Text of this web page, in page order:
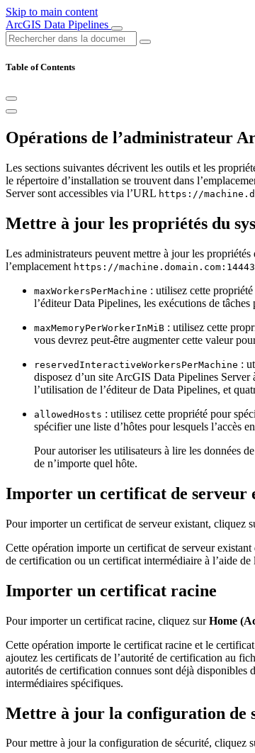
Skip to main content
ArcGIS Data Pipelines
Table of Contents
Opérations de l’administrateur
Les sections suivantes décrivent les outils et les
le répertoire d’installation se trouvent dans
Server sont accessibles via l’URL https://
Mettre à jour les propriétés du
Les administrateurs peuvent mettre à jour les
l’emplacement https://
maxWorkersPerMachine : utilisez cette
l’éditeur Data Pipelines, les exécutions de
maxMemoryPerWorkerInMiB : utilisez cette
vous devrez peut-être augmenter cette valeur
reservedInteractiveWorkersPerMachine :
disposez d’un site ArcGIS Data Pipelines
l’utilisation de l’éditeur de Data Pipelines, et
allowedHosts : utilisez cette propriété pour
spécifier une liste d’hôtes pour lesquels l’accès
Pour autoriser les utilisateurs à lire les données
de n’importe quel hôte.
Importer un certificat de serveur
Pour importer un certificat de serveur existant, cliquez
Cette opération importe un certificat de serveur
de certification ou un certificat intermédiaire à l’aide
Importer un certificat racine
Pour importer un certificat racine, cliquez surHome
Cette opération importe le certificat racine et le
ajoutez les certificats de l’autorité de certification au
autorités de certification connues sont déjà
intermédiaires spécifiques.
Mettre à jour la configuration de
Pour mettre à jour la configuration de sécurité, cliquez